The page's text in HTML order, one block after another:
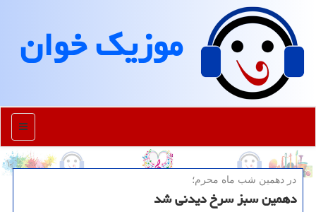
موزیك خوان
منو
در دهمین شب ماه محرم؛
دهمین سبز سرخ دیدنی شد